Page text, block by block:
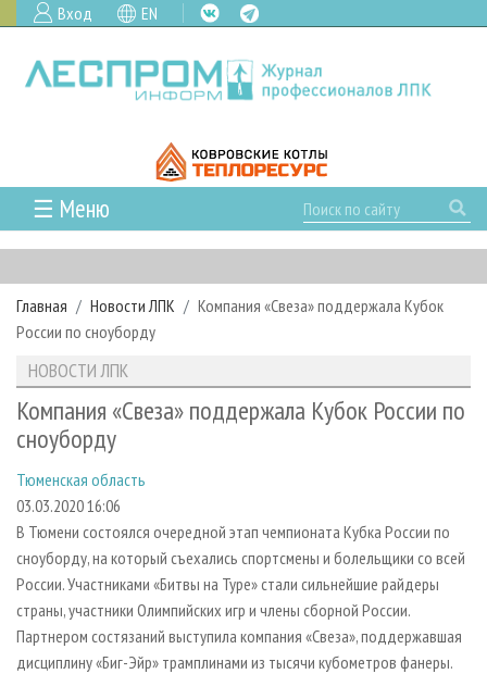
Вход EN
☰ Меню
ГЛАВНАЯ
РУБРИКИ И ТЕМЫ
РУБРИКИ ЖУРНАЛА
ЛЕСОЗАГОТОВКА
ЛЕСОПИЛЕНИЕ
СУШКА ДРЕВЕСИНЫ
ПРОИЗВОДСТВО ДРЕВЕСНЫХ ПЛИТ
ДЕРЕВЯННОЕ ДОМОСТРОЕНИЕ
ПРОИЗВОДСТВО МЕБЕЛИ
БИОЭНЕРГЕТИКА
НОВОСТИ
НОВОСТИ ЛПК
НОВОСТИ ЖУРНАЛА
ПРОЕКТЫ ЛПИ
АНАЛИТИКА
ПРЕДПРИЯТИЯ ЛПК
ПЕРСОНЫ
МОБИЛЬНЫЕ ВЫСТАВКИ
ОФИЦИАЛЬНЫЕ ДЕЛЕГАЦИИ
ПРИОРИТЕТНЫЕ ИНВЕСТПРОЕКТЫ
RUSSIAN FORESTRY REVIEW
АРХИВ ЖУРНАЛОВ
О ЖУРНАЛЕ
ПОДПИСКА
КОНТАКТЫ
РЕКЛАМОДАТЕЛЯМ
РЕКЛАМА
РЕКЛАМА НА САЙТЕ
Главная Новости ЛПК
Компания «Свеза» поддержала Кубок
России по сноуборду
НОВОСТИ ЛПК
Компания «Свеза» поддержала Кубок России по
сноуборду
Тюменская область
03.03.2020 16:06
В Тюмени состоялся очередной этап чемпионата Кубка России по
сноуборду, на который съехались спортсмены и болельщики со всей
России. Участниками «Битвы на Туре» стали сильнейшие райдеры
страны, участники Олимпийских игр и члены сборной России.
Партнером состязаний выступила компания «Свеза», поддержавшая
дисциплину «Биг-Эйр» трамплинами из тысячи кубометров фанеры.